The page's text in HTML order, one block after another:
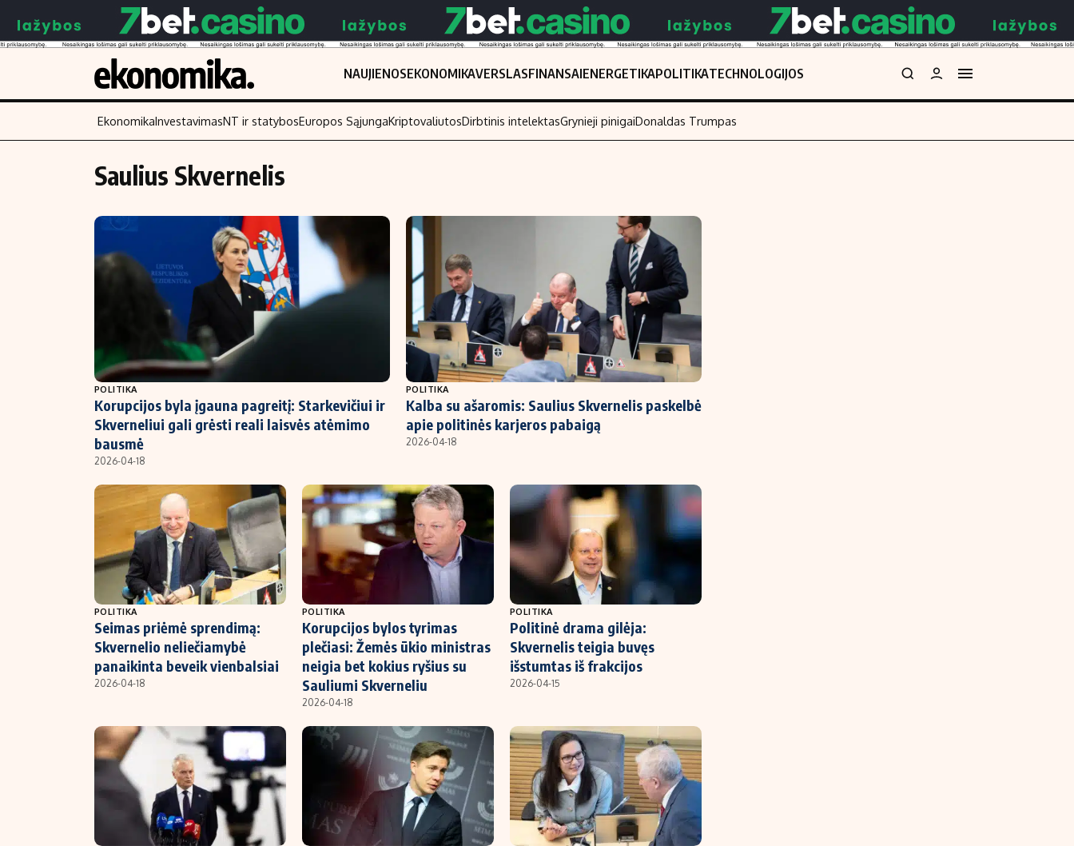
NAUJIENOSEKONOMIKAVERSLASFINANSAIENERGETIKAPOLITIKATECHNOLOGIJOS
Turinys
Naujienos
Verslas
Politika
NT ir statybos
Skaitykite
Finansai
Įmonės
Žemės ūkis
Technologijos
Laisvalaikis
Investavimas
Saulės elektrinės
Kriptovaliutos
Infliacija
Migracija
Nedarbo išmokos skaičiuoklė
Indėliai
Indėlių skaičiuoklė
Būsto finansai
Įdomios naujienos
EkonomikaInvestavimasNT ir statybosEuropos SąjungaKriptovaliutosDirbtinis intelektasGrynieji pinigaiDonaldas Trumpas
Saulius Skvernelis
POLITIKA
Korupcijos byla įgauna pagreitį: Starkevičiui ir
Skverneliui gali grėsti reali laisvės atėmimo
bausmė
2026-04-18
POLITIKA
Kalba su ašaromis: Saulius Skvernelis paskelbė
apie politinės karjeros pabaigą
2026-04-18
POLITIKA
Seimas priėmė sprendimą:
Skvernelio neliečiamybė
panaikinta beveik vienbalsiai
2026-04-18
POLITIKA
Korupcijos bylos tyrimas
plečiasi: Žemės ūkio ministras
neigia bet kokius ryšius su
Sauliumi Skverneliu
2026-04-18
POLITIKA
Politinė drama gilėja:
Skvernelis teigia buvęs
išstumtas iš frakcijos
2026-04-15